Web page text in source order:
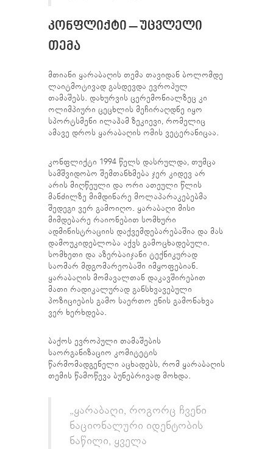
ᲙᲝᲜᲤᲚᲘᲥᲢᲘ – ᲣᲪᲕᲚᲔᲚᲘ
ᲗᲔᲛᲐ
მთიანი ყარაბაღის თემა თავიდან ბოლომდე
ლაიტმოტივად გასდევდა ევროპულ
თამაშებს. დახურვის ცერემონიალზეც კი
ოლიმპიური ცეცხლის მეჩირაღდნე იყო
სპორტსმენი ილაჰამ ზეკიევი, რომელიც
ამავე დროს ყარაბაღის ომის ვეტერანიცაა.
კონფლიქტი 1994 წელს დასრულდა, თუმცა
სამშვიდობო შემთანხმება ჯერ კიდევ არ
არის მიღწეული და ორი ათეული წლის
მანძილზე მიმდინარე მოლაპარაკებებმა
შედეგი ვერ გამოიღო. ყარაბაღი მისი
მიმდებარე რაიონებით სომხური
ადმინისტრაციის დაქვემდებარებაშია და მას
დამოუკიდებლობა აქვს გამოცხადებული.
სომხეთი და აზერბაიჯანი ტექნიკურად
საომარ მდგომარეობაში იმყოფებიან.
ყარაბაღის მომავალთან დაკავშირებით
მათი რადიკალურად განსხვავებული
პოზიციების გამო საერთო ენის გამონახვა
ვერ ხერხდება.
ბაქოს ევროპული თამაშების
საორგანიზაციო კომიტეტის
წარმომადგენელი აცხადებს, რომ ყარაბაღის
თემის წამოწევა ბუნებრივად მოხდა.
„ყარაბაღი, როგორც ჩვენი
ნაციონალური იდენტობის
ნაწილი, ყველა